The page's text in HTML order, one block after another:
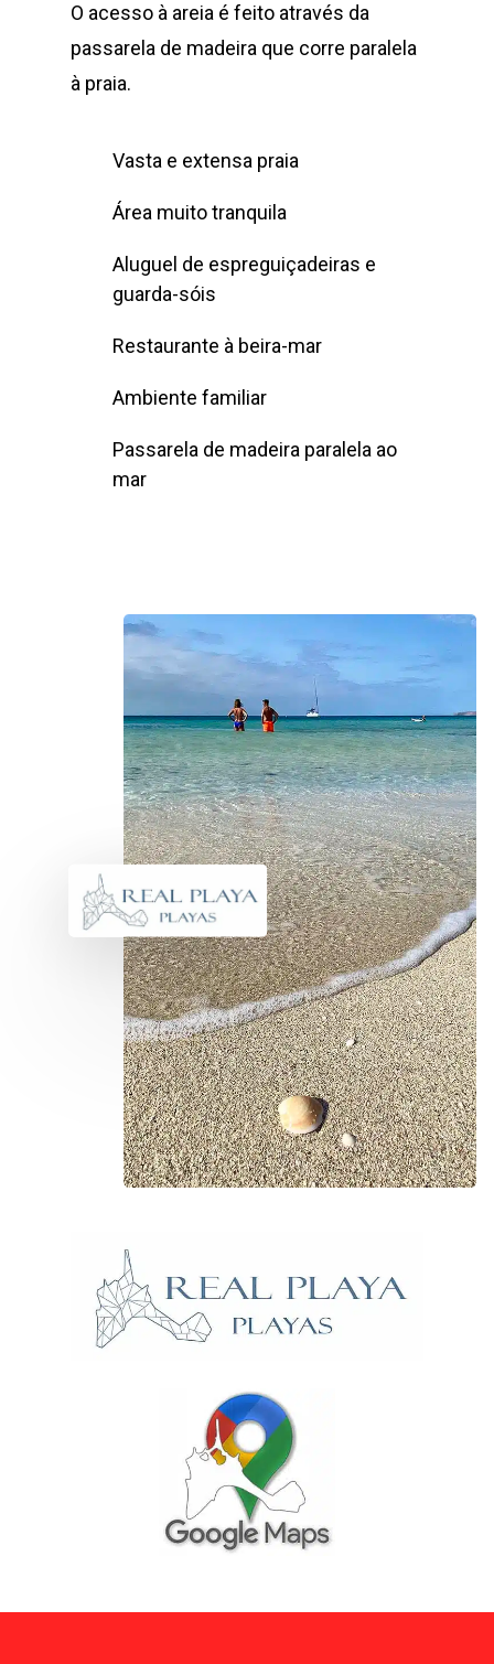
O acesso à areia é feito através da
passarela de madeira que corre paralela
à praia.
Vasta e extensa praia
Área muito tranquila
Aluguel de espreguiçadeiras e
guarda-sóis
Restaurante à beira-mar
Ambiente familiar
Passarela de madeira paralela ao
mar